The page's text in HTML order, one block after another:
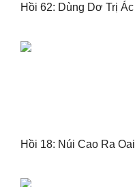
Hồi 62: Dùng Dơ Trị Ác
Hồi 18: Núi Cao Ra Oai